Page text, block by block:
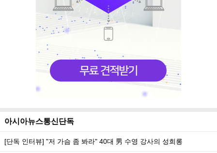
아시아뉴스통신단독
[단독 인터뷰] "저 가슴 좀 봐라" 40대 男 수영 강사의 성희롱